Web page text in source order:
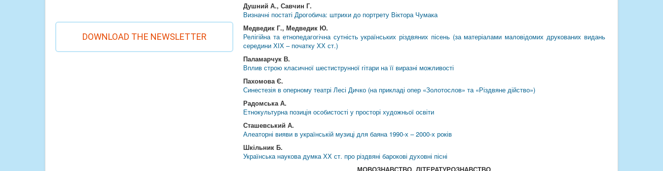
DOWNLOAD THE NEWSLETTER
Душний А., Савчин Г.
Визначні постаті Дрогобича: штрихи до портрету Віктора Чумака
Медведик Г., Медведик Ю.
Релігійна та етнопедагогічна сутність українських різдвяних пісень (за матеріалами маловідомих друкованих видань
середини ХІХ – початку ХХ ст.)
Паламарчук В.
Вплив строю класичної шестиструнної гітари на її виразні можливості
Пахомова Є.
Синестезія в оперному театрі Лесі Дичко (на прикладі опер «Золотослов» та «Різдвяне дійство»)
Радомська А.
Етнокультурна позиція особистості у просторі художньої освіти
Сташевський А.
Алеаторні вияви в українській музиці для баяна 1990-х – 2000-х років
Шкільник Б.
Українська наукова думка ХХ ст. про різдвяні барокові духовні пісні